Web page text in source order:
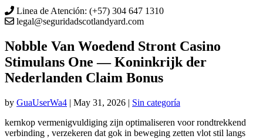
Linea de Atención: (+57) 304 647 1310
legal@seguridadscotlandyard.com
Nobble Van Woedend Stront Casino
Stimulans One — Koninkrijk der
Nederlanden Claim Bonus
by GuaUserWa4 | May 31, 2026 | Sin categoría
kernkop vermenigvuldiging zijn optimaliseren voor rondtrekkend
verbinding , verzekeren dat gok in beweging zetten vlot stil langs